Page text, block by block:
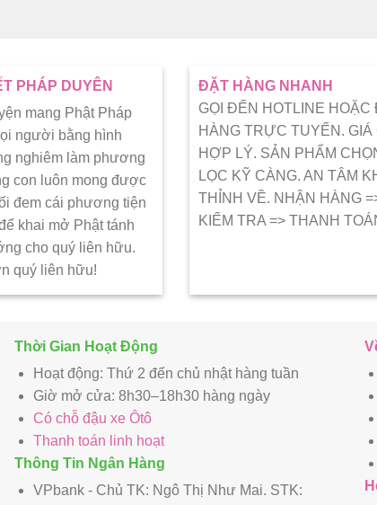
PHÁP DUYÊN
mang Phật Pháp
người bằng hình
nghiêm làm phương
con luôn mong được
đem cái phương tiện
khai mở Phật tánh
cho quý liên hữu.
quý liên hữu!
ĐẶT HÀNG NHANH
GỌI ĐẾN HOTLINE HOẶC
HÀNG TRỰC TUYẾN. GIÁ
HỢP LÝ. SẢN PHẨM
LỌC KỸ CÀNG. AN TÂM
THỈNH VỀ. NHẬN HÀNG
KIẾM TRA => THANH
Thời Gian Hoạt Động
Hoạt động: Thứ 2 đến chủ nhật hàng tuần
Giờ mở cửa: 8h30–18h30 hàng ngày
Có chỗ đậu xe Ôtô
Thanh toán linh hoạt
Thông Tin Ngân Hàng
VPbank - Chủ TK: Ngô Thị Như Mai. STK: